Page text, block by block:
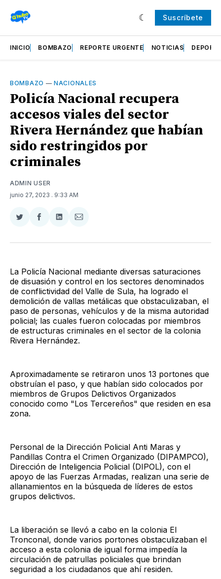
Suscríbete
INICIO BOMBAZO REPORTE URGENTE NOTICIAS
BOMBAZO —NACIONALES
Policía Nacional recupera
accesos viales del sector
Rivera Hernández que habían
sido restringidos por
criminales
ADMIN USER
junio 27, 2023 . 9:33 AM
Compartir
Twitter
Compartir
Facebook
Compartir
LinkedIn
Compartir
Email
La Policía Nacional mediante diversas saturaciones
de disuasión y control en los sectores denominados
de conflictividad del Valle de Sula, ha logrado el
demolición de vallas metálicas que obstaculizaban, el
paso de personas, vehículos y de la misma autoridad
policial; las cuales fueron colocadas por miembros
de estructuras criminales en el sector de la colonia
Rivera Hernández.
Aproximadamente se retiraron unos 13 portones que
obstruían el paso, y que habían sido colocados por
miembros de Grupos Delictivos Organizados
conocido como "Los Tercereños" que residen en esa
zona.
Personal de la Dirección Policial Anti Maras y
Pandillas Contra el Crimen Organizado (DIPAMPCO),
Dirección de Inteligencia Policial (DIPOL), con el
apoyo de las Fuerzas Armadas, realizan una serie de
allanamientos en la búsqueda de líderes de estos
grupos delictivos.
La liberación se llevó a cabo en la colonia El
Tronconal, donde varios portones obstaculizaban el
acceso a esta colonia de igual forma impedía la
circulación de patrullas policiales que brindan
seguridad a los ciudadanos que ahí residen.